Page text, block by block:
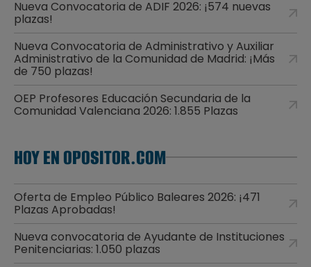
Nueva Convocatoria de ADIF 2026: ¡574 nuevas
plazas!
Nueva Convocatoria de Administrativo y Auxiliar
Administrativo de la Comunidad de Madrid: ¡Más
de 750 plazas!
OEP Profesores Educación Secundaria de la
Comunidad Valenciana 2026: 1.855 Plazas
HOY EN OPOSITOR.COM
Oferta de Empleo Público Baleares 2026: ¡471
Plazas Aprobadas!
Nueva convocatoria de Ayudante de Instituciones
Penitenciarias: 1.050 plazas